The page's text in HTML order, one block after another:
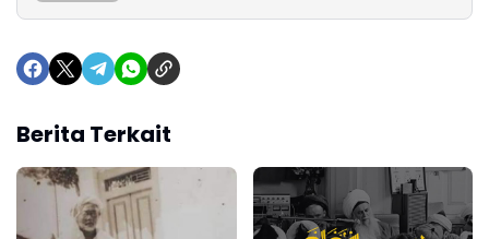
Berita Terkait